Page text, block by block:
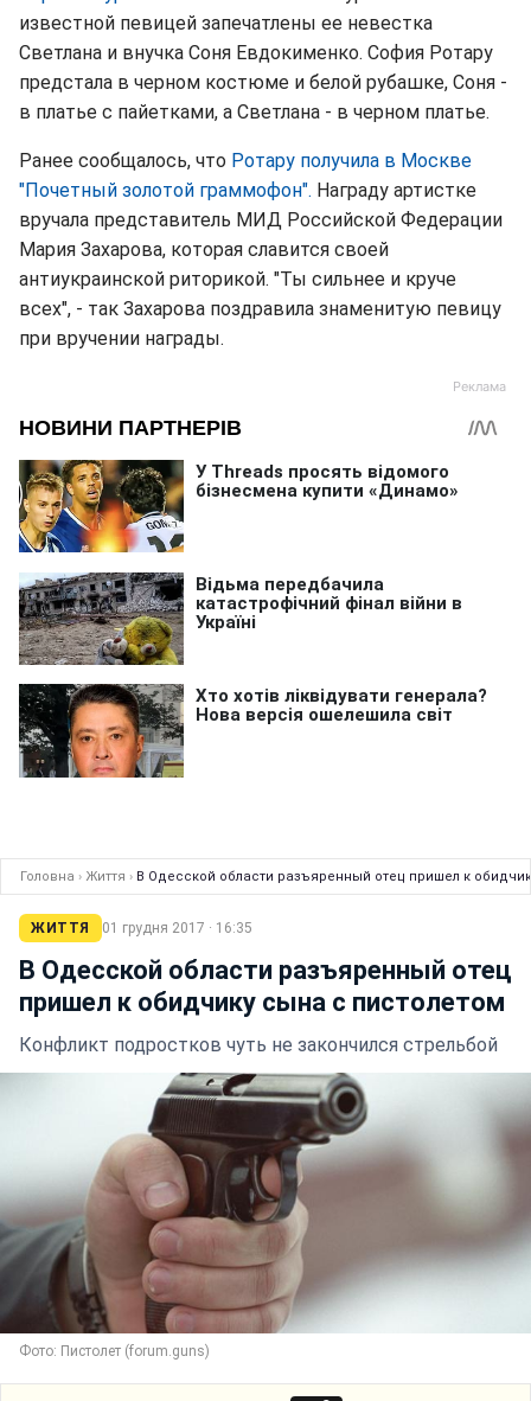
известной певицей запечатлены ее невестка
Светлана и внучка Соня Евдокименко. София Ротару
предстала в черном костюме и белой рубашке, Соня -
в платье с пайетками, а Светлана - в черном платье.
Ранее сообщалось, что Ротару получила в Москве
"Почетный золотой граммофон". Награду артистке
вручала представитель МИД Российской Федерации
Мария Захарова, которая славится своей
антиукраинской риторикой. "Ты сильнее и круче
всех", - так Захарова поздравила знаменитую певицу
при вручении награды.
Головна › Життя › В Одесской области разъяренный отец пришел к
ЖИТТЯ 01 грудня 2017 · 16:35
В Одесской области разъяренный отец
пришел к обидчику сына с пистолетом
Конфликт подростков чуть не закончился стрельбой
Фото: Пистолет (forum.guns)